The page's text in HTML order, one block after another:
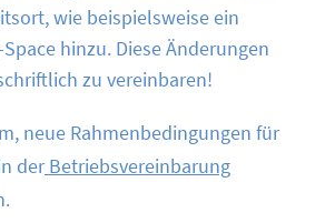
wie beispielsweise ein
hinzu. Diese Änderungen
zu vereinbaren!
neue Rahmenbedingungen für
der Betriebsvereinbarung